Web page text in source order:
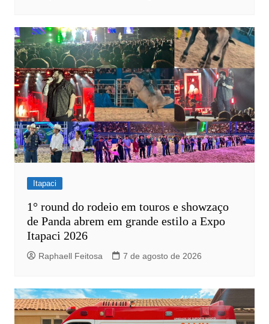
Itapaci
1° round do rodeio em touros e showzaço
de Panda abrem em grande estilo a Expo
Itapaci 2026
Raphaell Feitosa 7 de agosto de 2026